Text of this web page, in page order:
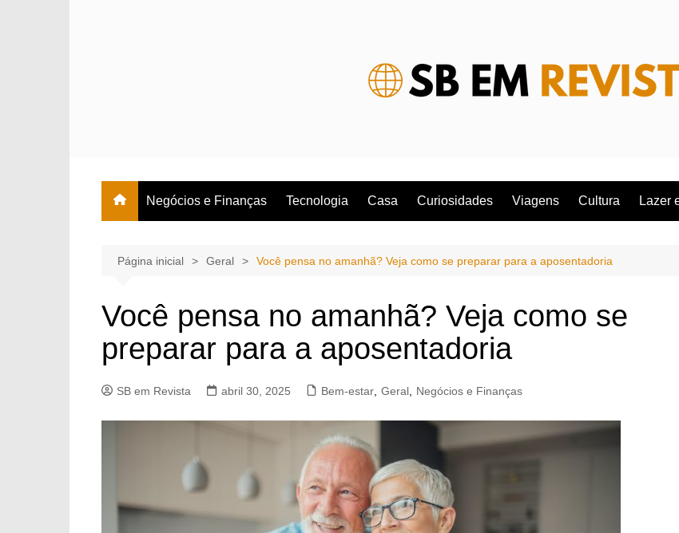
Negócios e Finanças Tecnologia Casa Curiosidades Viagens Cultura Lazer
Página inicial Geral Você pensa no amanhã? Veja como se preparar para a aposentadoria
Você pensa no amanhã? Veja como se
preparar para a aposentadoria
SB em Revista abril 30, 2025 Bem-estar Geral Negócios e Finanças